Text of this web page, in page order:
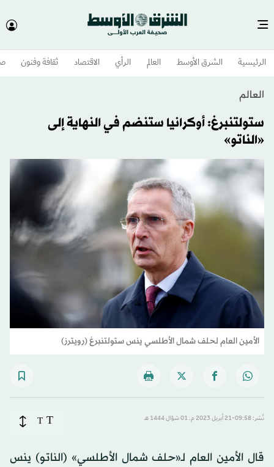
الرئيسية الشرق الأوسط​ العالم الرأي الاقتصاد ثقافة وفنون
العالم
ستولتنبرغ: أوكرانيا ستنضم في النهاية إلى
«الناتو»
الأمين العام لحلف شمال الأطلسي ينس ستولتنبرغ (رويترز)
نُشر: 09:58-21 أبريل 2023 م ـ 01 شوّال 1444 هـ T
T
قال الأمين العام لـ«حلف شمال الأطلسي» (الناتو) ينس